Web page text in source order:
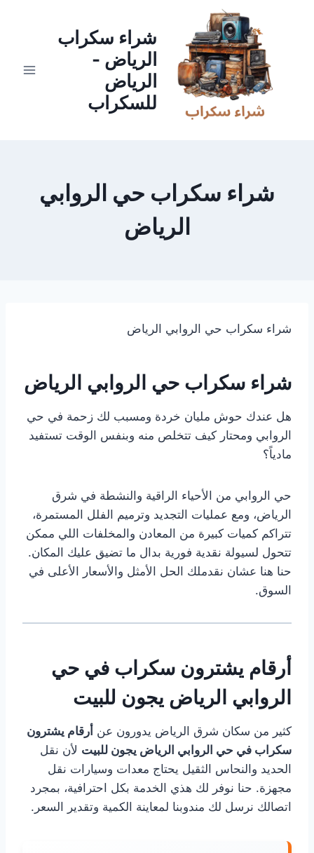
شراء سكراب
الرياض -
الرياض
للسكراب
شراء سكراب حي الروابي
الرياض
شراء سكراب حي الروابي الرياض
شراء سكراب حي الروابي الرياض
هل عندك حوش مليان خردة ومسبب لك زحمة في حي
الروابي ومحتار كيف تتخلص منه وبنفس الوقت تستفيد
مادياً؟
حي الروابي من الأحياء الراقية والنشطة في شرق
الرياض، ومع عمليات التجديد وترميم الفلل المستمرة،
تتراكم كميات كبيرة من المعادن والمخلفات اللي ممكن
تتحول لسيولة نقدية فورية بدال ما تضيق عليك المكان.
حنا هنا عشان نقدملك الحل الأمثل والأسعار الأعلى في
السوق.
أرقام يشترون سكراب في حي
الروابي الرياض يجون للبيت
كثير من سكان شرق الرياض يدورون عن أرقام يشترون
سكراب في حي الروابي الرياض يجون للبيت لأن نقل
الحديد والنحاس الثقيل يحتاج معدات وسيارات نقل
مجهزة. حنا نوفر لك هذي الخدمة بكل احترافية، بمجرد
اتصالك نرسل لك مندوبنا لمعاينة الكمية وتقدير السعر.